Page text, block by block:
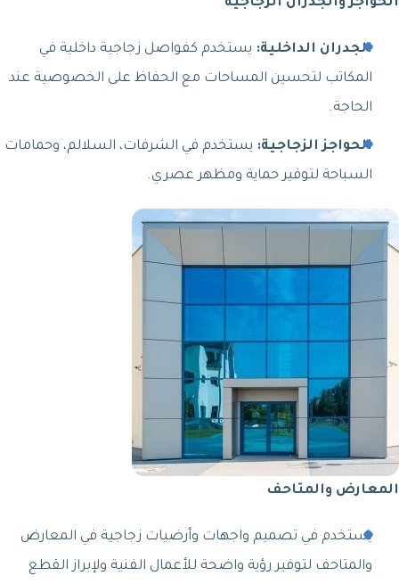
الحواجز والجدران الزجاجية
الجدران الداخلية: يستخدم كفواصل زجاجية داخلية في
المكاتب لتحسين المساحات مع الحفاظ على الخصوصية عند
الحاجة.
الحواجز الزجاجية: يستخدم في الشرفات، السلالم، وحمامات
السباحة لتوفير حماية ومظهر عصري.
المعارض والمتاحف
يستخدم في تصميم واجهات وأرضيات زجاجية في المعارض
والمتاحف لتوفير رؤية واضحة للأعمال الفنية ولإبراز القطع